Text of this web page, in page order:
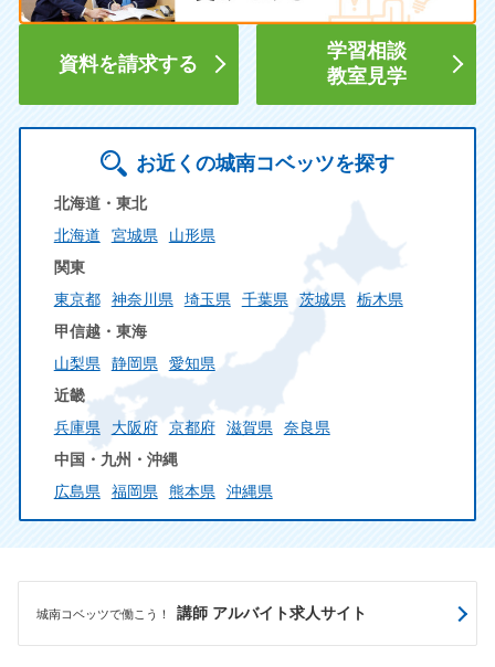
資料を請求する
学習相談
教室見学
お近くの城南コベッツを探す
北海道・東北
北海道
宮城県
山形県
関東
東京都
神奈川県 埼玉県 千葉県 茨城県
栃木県
甲信越・東海
山梨県
静岡県
愛知県
近畿
兵庫県
大阪府 京都府 滋賀県
奈良県
中国・九州・沖縄
広島県
福岡県 熊本県 沖縄県
城南コベッツで働こう！ 講師 アルバイト求人サイト